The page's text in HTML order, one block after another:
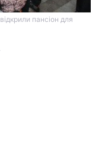
пансіон для